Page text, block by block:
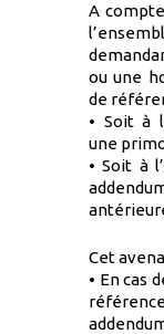
A
ou une
de
• Soit à
une
• Soit à
Cet
• En cas